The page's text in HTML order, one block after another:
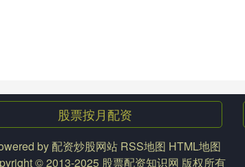
股票按月配资
by 配资炒股网站 RSS地图 HTML地图
© 2013-2025 股票配资知识网 版权所有